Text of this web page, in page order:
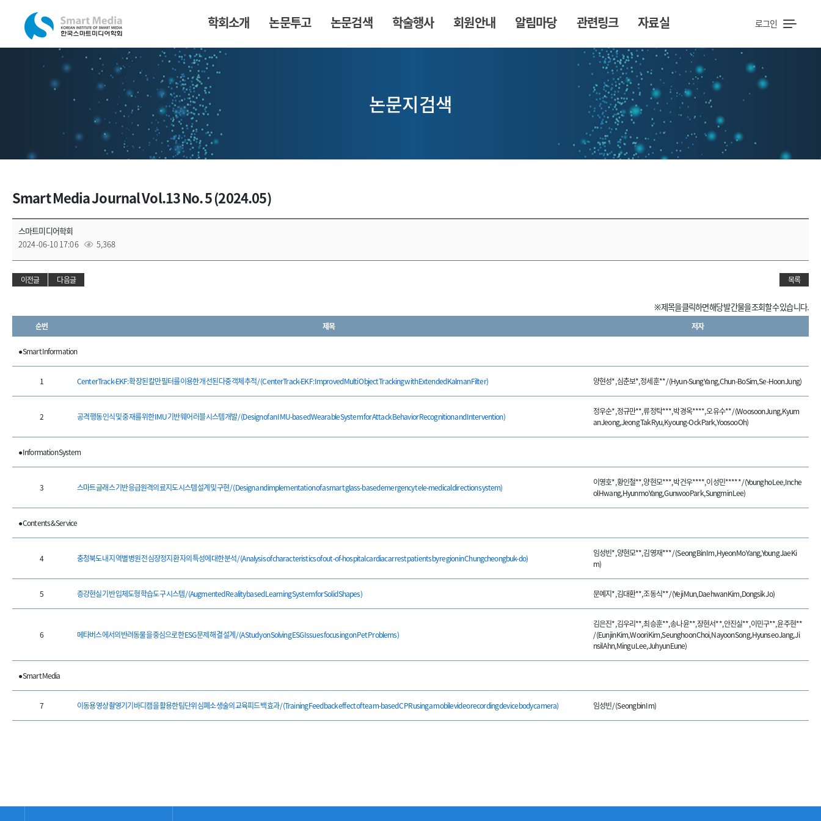
학회소개 논문투고 논문검색 학술행사 회원안내 알림마당 관련링크 자료실 로그인
논문지검색
Smart Media Journal Vol.13 No. 5 (2024.05)
스마트미디어학회
2024-06-10 17:06
5,368
이전글 다음글 목록
※ 제목을 클릭하면 해당 발간물을 조회할 수 있습니다.
순번 제목 저자
● Smart Information
1 CenterTrack-EKF: 확장된 칼만 필터를 이용한 개선된 다중 객체 추적 / (CenterTrack-EKF: Improved Multi Object Tracking with Extended Kalman Filter) 양현성*, 심춘보*, 정세훈** / (Hyun-Sung Yang, Chun-Bo Sim, Se-Hoon Jung)
2 공격 행동 인식 및 중재를 위한 IMU 기반 웨어러블 시스템 개발 / (Design of an IMU-based Wearable System for Attack Behavior Recognition and Intervention)
정우순*, 정규만**, 류정탁***, 박경옥****, 오유수** / (Woosoon Jung, Kyum
an Jeong, Jeong Tak Ryu, Kyoung-Ock Park, Yoosoo Oh)
● Information System
3 스마트 글래스 기반 응급원격의료지도 시스템 설계 및 구현 / (Design and implementation of a smart glass-based emergency tele-medical direction system)
이영호*, 황인철**, 양현모***, 박건우****, 이성민***** / (Youngho Lee, Inche
ol Hwang, Hyunmo Yang, Gunwoo Park, Sungmin Lee)
● Contents & Service
4 충청북도 내 지역별 병원 전 심장정지 환자의 특성에 대한 분석 / (Analysis of characteristics of out-of-hospital cardiac arrest patients by region in Chungcheongbuk-do)
임성빈*, 양현모**, 김영재*** / (Seong Bin Im, Hyeon Mo Yang, Young Jae Ki
m)
5 증강현실 기반 입체도형 학습도구 시스템 / (Augmented Reality based Learning System for Solid Shapes) 문예지*, 김대환**, 조동식** / (Yeji Mun, Daehwan Kim, Dongsik Jo)
6 메타버스에서의 반려동물을 중심으로 한 ESG 문제 해결 설계 / (A Study on Solving ESG Issues focusing on Pet Problems)
김은진*, 김우리**, 최승훈**, 송나윤**, 장현서**, 안진실**, 이민구**, 윤주현**
/ (Eunjin Kim, Woori Kim, Seunghoon Choi, Nayoon Song, Hyunseo Jang, Ji
nsil Ahn, Mingu Lee, Juhyun Eune)
● Smart Media
7 이동용 영상촬영기기 바디캠을 활용한 팀단위 심폐소생술의 교육피드백 효과 / (Training Feedback effect of team-based CPR using a mobile video recording device body camera) 임성빈 / (Seong bin Im)